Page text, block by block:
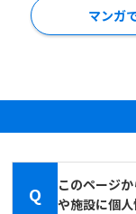
マンガ
Q
このページ
や施設に個